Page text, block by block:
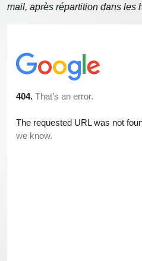
mail, après répartition dans les